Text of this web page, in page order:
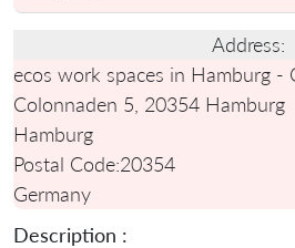
Address:
ecos work spaces in Hamburg -
Colonnaden 5, 20354 Hamburg
Hamburg
Postal Code:20354
Germany
Description :